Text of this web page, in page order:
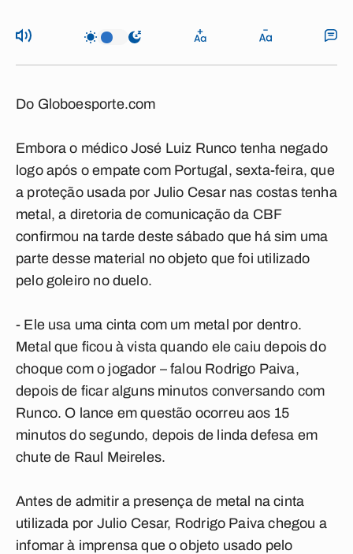
Do Globoesporte.com
Embora o médico José Luiz Runco tenha negado
logo após o empate com Portugal, sexta-feira, que
a proteção usada por Julio Cesar nas costas tenha
metal, a diretoria de comunicação da CBF
confirmou na tarde deste sábado que há sim uma
parte desse material no objeto que foi utilizado
pelo goleiro no duelo.
- Ele usa uma cinta com um metal por dentro.
Metal que ficou à vista quando ele caiu depois do
choque com o jogador – falou Rodrigo Paiva,
depois de ficar alguns minutos conversando com
Runco. O lance em questão ocorreu aos 15
minutos do segundo, depois de linda defesa em
chute de Raul Meireles.
Antes de admitir a presença de metal na cinta
utilizada por Julio Cesar, Rodrigo Paiva chegou a
infomar à imprensa que o objeto usado pelo